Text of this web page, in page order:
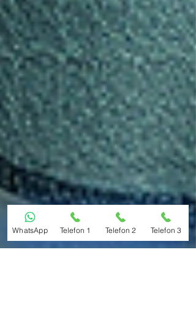
WhatsApp Telefon 1 Telefon 2 Telefon 3